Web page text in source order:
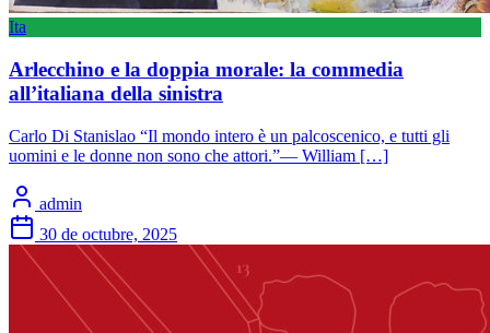
Ita
Arlecchino e la doppia morale: la commedia
all’italiana della sinistra
Carlo Di Stanislao “Il mondo intero è un palcoscenico, e tutti gli
uomini e le donne non sono che attori.”— William […]
admin
30 de octubre, 2025